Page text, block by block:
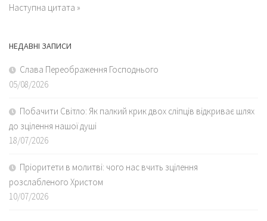
Наступна цитата »
НЕДАВНІ ЗАПИСИ
Слава Переображення Господнього
05/08/2026
Побачити Світло: Як палкий крик двох сліпців відкриває шлях
до зцілення нашої душі
18/07/2026
Пріоритети в молитві: чого нас вчить зцілення
розслабленого Христом
10/07/2026